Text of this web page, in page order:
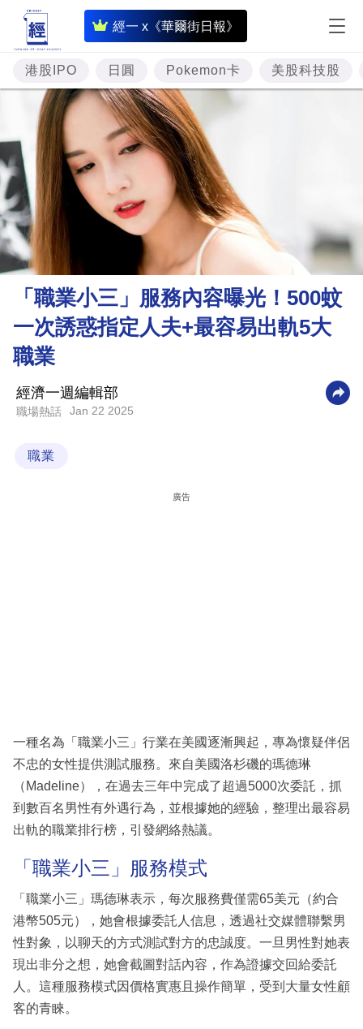
經一 x《華爾街日報》
即
時
財
經
專
題
投
資
樓
理
財
商
科
技
港股IPO 日圓 Pokemon卡 美股科技股
「職業小三」服務內容曝光！500蚊
一次誘惑指定人夫+最容易出軌5大
職業
經濟一週編輯部
職場熱話 Jan 22 2025
職業
廣告
一種名為「職業小三」行業在美國逐漸興起，專為懷疑伴侶
不忠的女性提供測試服務。來自美國洛杉磯的瑪德琳
（Madeline），在過去三年中完成了超過5000次委託，抓
到數百名男性有外遇行為，並根據她的經驗，整理出最容易
出軌的職業排行榜，引發網絡熱議。
「職業小三」服務模式
「職業小三」瑪德琳表示，每次服務費僅需65美元（約合
港幣505元），她會根據委託人信息，透過社交媒體聯繫男
性對象，以聊天的方式測試對方的忠誠度。一旦男性對她表
現出非分之想，她會截圖對話內容，作為證據交回給委託
人。這種服務模式因價格實惠且操作簡單，受到大量女性顧
客的青睞。